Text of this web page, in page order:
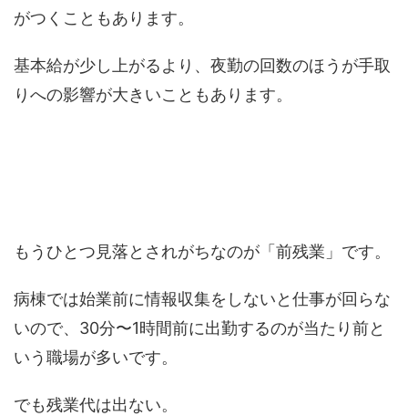
がつくこともあります。
基本給が少し上がるより、夜勤の回数のほうが手取
りへの影響が大きいこともあります。
もうひとつ見落とされがちなのが「前残業」です。
病棟では始業前に情報収集をしないと仕事が回らな
いので、30分〜1時間前に出勤するのが当たり前と
いう職場が多いです。
でも残業代は出ない。